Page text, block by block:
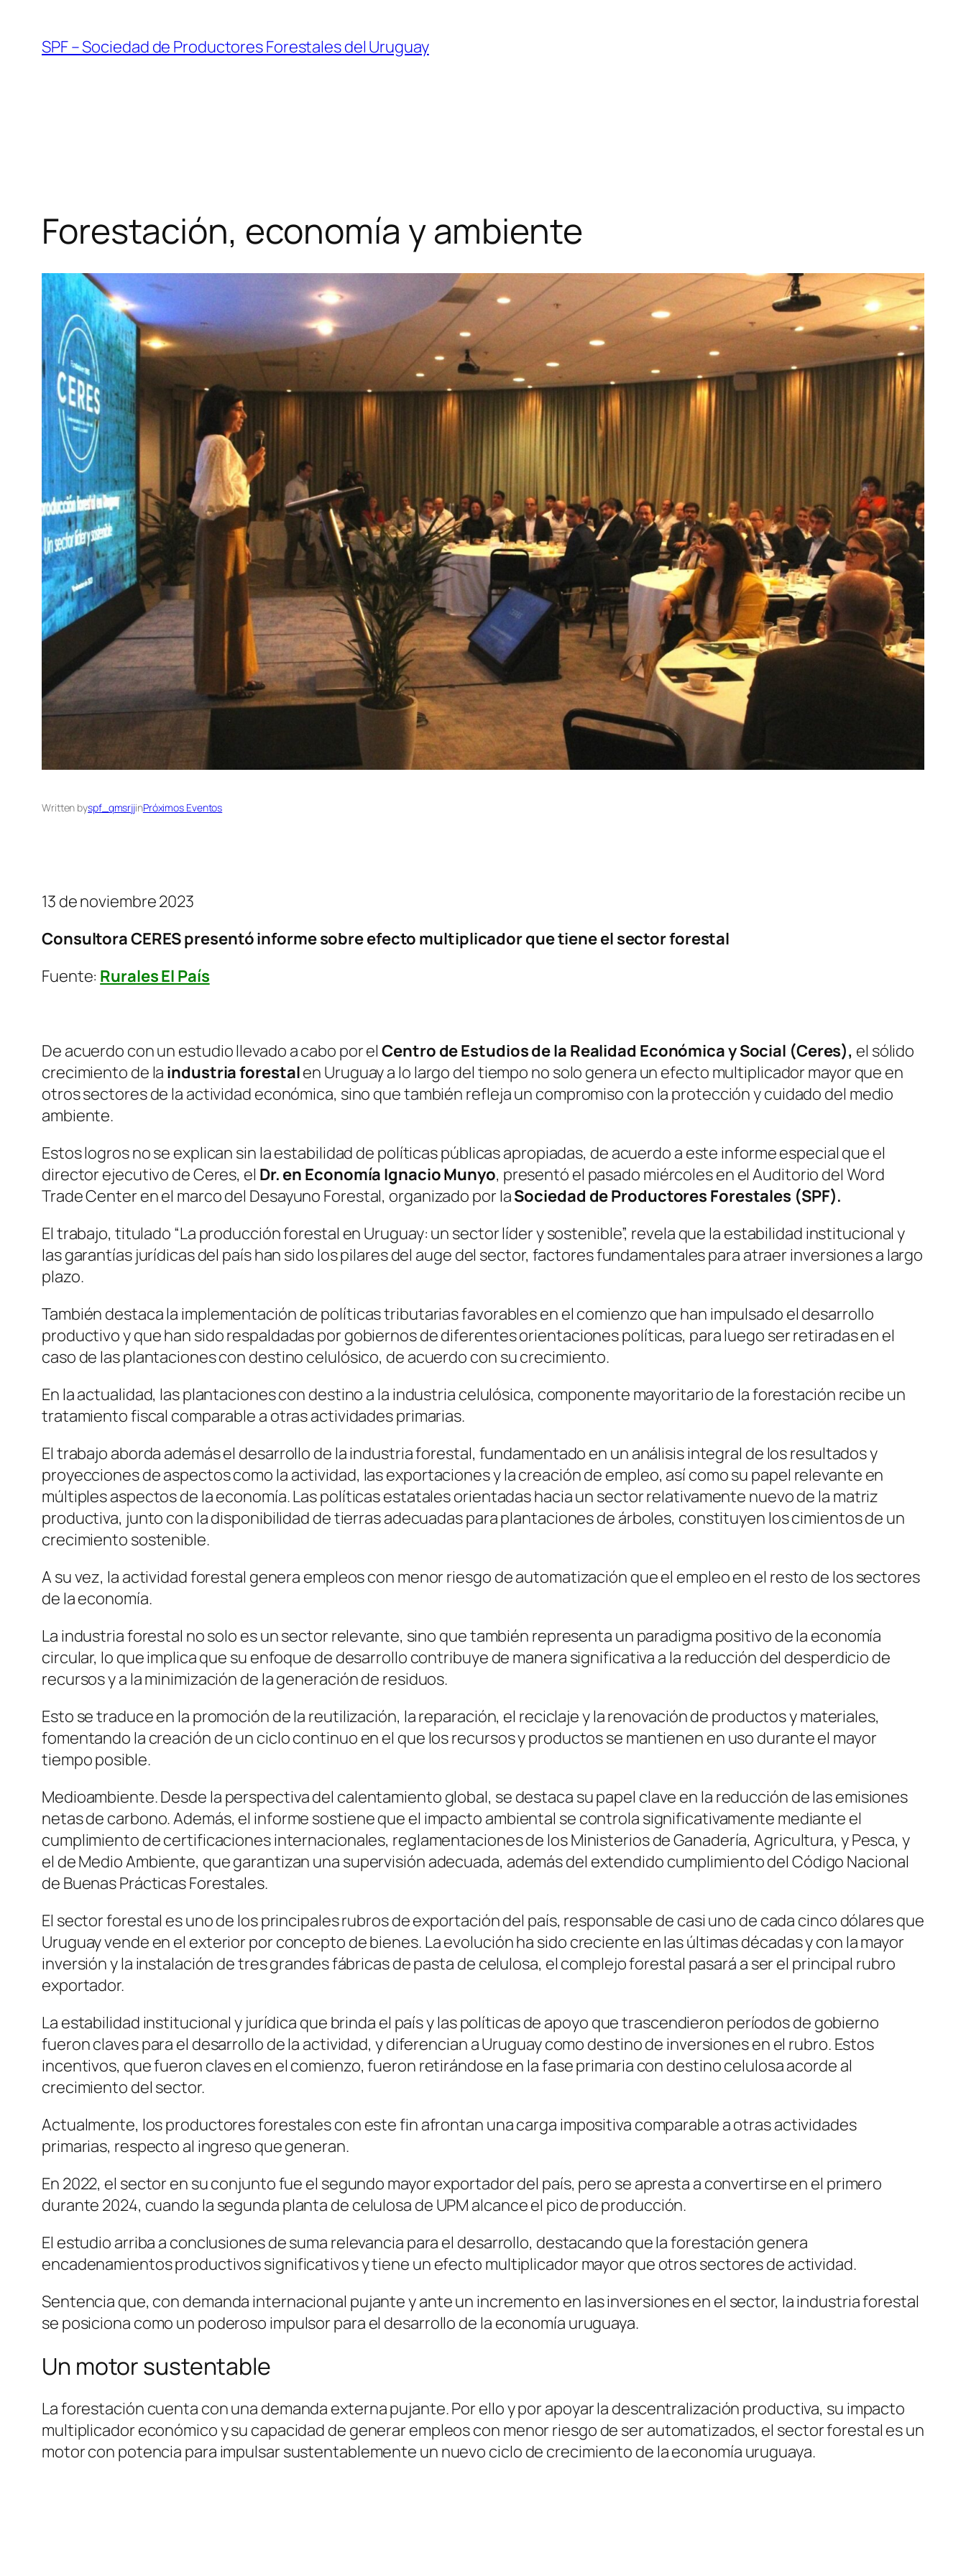
content
SPF – Sociedad de Productores Forestales del Uruguay
Forestación, economía y ambiente
Written byspf_qmsrjjinPróximos Eventos
13 de noviembre 2023
Consultora CERES presentó informe sobre efecto multiplicador que tiene el sector forestal
Fuente: Rurales El País
De acuerdo con un estudio llevado a cabo por elCentro de Estudios de la Realidad Económica y Social (Ceres), el sólido
crecimiento de la industria forestalen Uruguay a lo largo del tiempo no solo genera un efecto multiplicador mayor que en
otros sectores de la actividad económica, sino que también refleja un compromiso con la protección y cuidado del medio
ambiente.
Estos logros no se explican sin la estabilidad de políticas públicas apropiadas, de acuerdo a este informe especial que el
director ejecutivo de Ceres, el Dr. en Economía Ignacio Munyo, presentó el pasado miércoles en el Auditorio del Word
Trade Center en el marco del Desayuno Forestal, organizado por laSociedad de Productores Forestales (SPF).
El trabajo, titulado “La producción forestal en Uruguay: un sector líder y sostenible”, revela que la estabilidad institucional y
las garantías jurídicas del país han sido los pilares del auge del sector, factores fundamentales para atraer inversiones a largo
plazo.
También destaca la implementación de políticas tributarias favorables en el comienzo que han impulsado el desarrollo
productivo y que han sido respaldadas por gobiernos de diferentes orientaciones políticas, para luego ser retiradas en el
caso de las plantaciones con destino celulósico, de acuerdo con su crecimiento.
En la actualidad, las plantaciones con destino a la industria celulósica, componente mayoritario de la forestación recibe un
tratamiento fiscal comparable a otras actividades primarias.
El trabajo aborda además el desarrollo de la industria forestal, fundamentado en un análisis integral de los resultados y
proyecciones de aspectos como la actividad, las exportaciones y la creación de empleo, así como su papel relevante en
múltiples aspectos de la economía. Las políticas estatales orientadas hacia un sector relativamente nuevo de la matriz
productiva, junto con la disponibilidad de tierras adecuadas para plantaciones de árboles, constituyen los cimientos de un
crecimiento sostenible.
A su vez, la actividad forestal genera empleos con menor riesgo de automatización que el empleo en el resto de los sectores
de la economía.
La industria forestal no solo es un sector relevante, sino que también representa un paradigma positivo de la economía
circular, lo que implica que su enfoque de desarrollo contribuye de manera significativa a la reducción del desperdicio de
recursos y a la minimización de la generación de residuos.
Esto se traduce en la promoción de la reutilización, la reparación, el reciclaje y la renovación de productos y materiales,
fomentando la creación de un ciclo continuo en el que los recursos y productos se mantienen en uso durante el mayor
tiempo posible.
Medioambiente. Desde la perspectiva del calentamiento global, se destaca su papel clave en la reducción de las emisiones
netas de carbono. Además, el informe sostiene que el impacto ambiental se controla significativamente mediante el
cumplimiento de certificaciones internacionales, reglamentaciones de los Ministerios de Ganadería, Agricultura, y Pesca, y
el de Medio Ambiente, que garantizan una supervisión adecuada, además del extendido cumplimiento del Código Nacional
de Buenas Prácticas Forestales.
El sector forestal es uno de los principales rubros de exportación del país, responsable de casi uno de cada cinco dólares que
Uruguay vende en el exterior por concepto de bienes. La evolución ha sido creciente en las últimas décadas y con la mayor
inversión y la instalación de tres grandes fábricas de pasta de celulosa, el complejo forestal pasará a ser el principal rubro
exportador.
La estabilidad institucional y jurídica que brinda el país y las políticas de apoyo que trascendieron períodos de gobierno
fueron claves para el desarrollo de la actividad, y diferencian a Uruguay como destino de inversiones en el rubro. Estos
incentivos, que fueron claves en el comienzo, fueron retirándose en la fase primaria con destino celulosa acorde al
crecimiento del sector.
Actualmente, los productores forestales con este fin afrontan una carga impositiva comparable a otras actividades
primarias, respecto al ingreso que generan.
En 2022, el sector en su conjunto fue el segundo mayor exportador del país, pero se apresta a convertirse en el primero
durante 2024, cuando la segunda planta de celulosa de UPM alcance el pico de producción.
El estudio arriba a conclusiones de suma relevancia para el desarrollo, destacando que la forestación genera
encadenamientos productivos significativos y tiene un efecto multiplicador mayor que otros sectores de actividad.
Sentencia que, con demanda internacional pujante y ante un incremento en las inversiones en el sector, la industria forestal
se posiciona como un poderoso impulsor para el desarrollo de la economía uruguaya.
Un motor sustentable
La forestación cuenta con una demanda externa pujante. Por ello y por apoyar la descentralización productiva, su impacto
multiplicador económico y su capacidad de generar empleos con menor riesgo de ser automatizados, el sector forestal es un
motor con potencia para impulsar sustentablemente un nuevo ciclo de crecimiento de la economía uruguaya.